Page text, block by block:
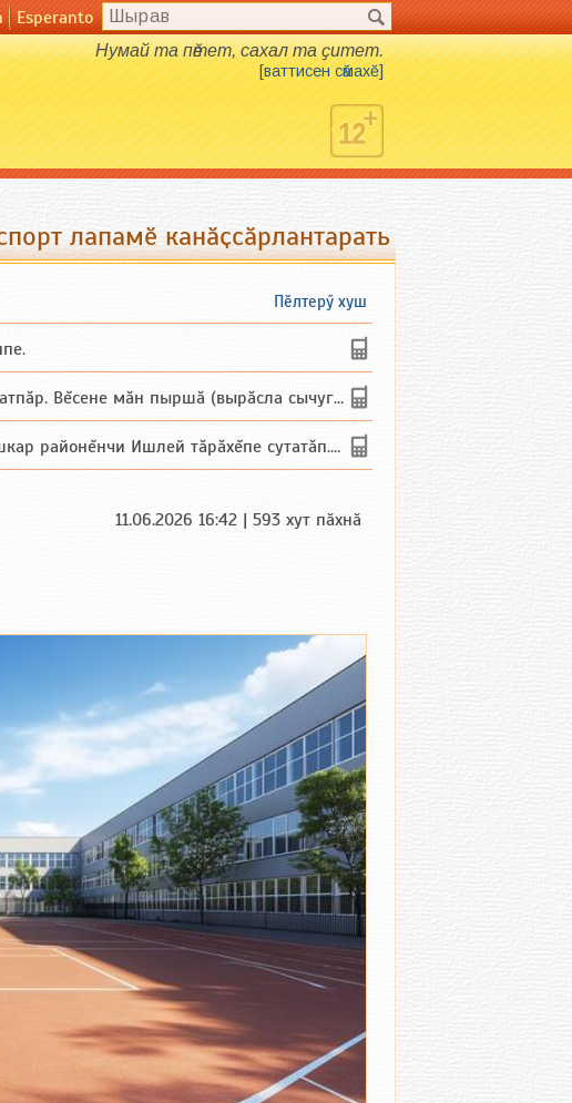
Esperanto
Нумай та пӗтет, сахал та ҫитет.
[ваттисен сӑмахӗ]
лапамӗ канӑҫсӑрлантарать
Пӗлтерӳ хуш
Вĕсене мăн пыршă (вырăсла сычуг) ...
районĕнчи Ишлей тăрăхĕпе сутатăп. Ха...
11.06.2026 16:42 | 593 хут пӑхнӑ